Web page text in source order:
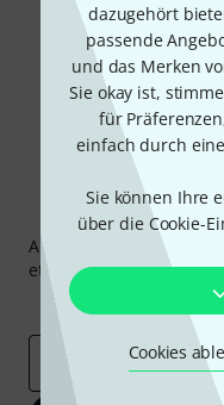
dazugehört
passende
und das Merken
Sie okay ist,
für
einfach durch
Sie können Ihre
über die Cookie-
Cookies
Abonniere den
etwas Glück einen von
Inspirierende
E-Mail-Adresse*